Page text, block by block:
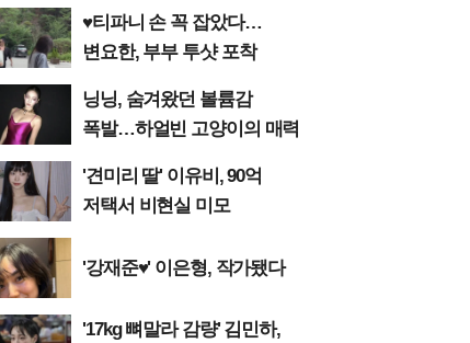
♥티파니 손 꼭 잡았다…
변요한, 부부 투샷 포착
닝닝, 숨겨왔던 볼륨감
폭발…하얼빈 고양이의 매력
'견미리 딸' 이유비, 90억
저택서 비현실 미모
'강재준♥' 이은형, 작가됐다
'17kg 뼈말라 감량' 김민하,